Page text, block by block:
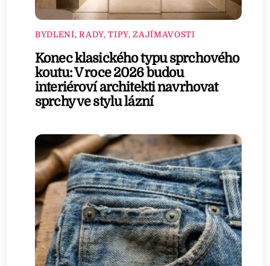
BYDLENÍ,RADY, TIPY, ZAJÍMAVOSTI
Konec klasického typu sprchového
koutu: V roce 2026 budou
interiéroví architekti navrhovat
sprchy ve stylu lázní